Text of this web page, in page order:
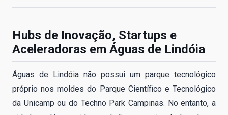
Hubs de Inovação, Startups e
Aceleradoras em Águas de Lindóia
Águas de Lindóia não possui um parque tecnológico
próprio nos moldes do Parque Científico e Tecnológico
da Unicamp ou do Techno Park Campinas. No entanto, a